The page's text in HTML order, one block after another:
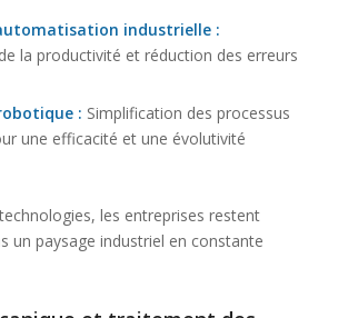
industrielle:
la productivité et réduction des erreurs
: Simplification des processus
une efficacité et une évolutivité
les entreprises restent
un paysage industriel en constante